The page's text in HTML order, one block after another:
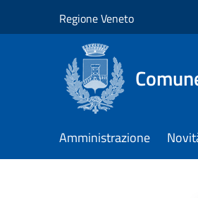
Regione Veneto
Amministrazione